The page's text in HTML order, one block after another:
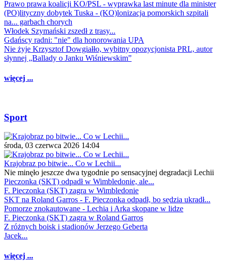
Prawo prawa koalicji KO/PSL - wyprawka last minute dla minister
(PO)lityczny dobytek Tuska - (KO)lonizacja pomorskich szpitali
na... garbach chorych
Włodek Szymański zszedł z trasy...
Gdańscy radni: "nie" dla honorowania UPA
Nie żyje Krzysztof Dowgiałło, wybitny opozycjonista PRL, autor
słynnej „Ballady o Janku Wiśniewskim”
więcej ...
Sport
środa, 03 czerwca 2026 14:04
Krajobraz po bitwie... Co w Lechii...
Nie minęło jeszcze dwa tygodnie po sensacyjnej degradacji Lechii
Pieczonka (SKT) odpadł w Wimbledonie, ale...
F. Pieczonka (SKT) zagra w Wimbledonie
SKT na Roland Garros - F. Pieczonka odpadł, bo sędzia ukradł...
Pomorze znokautowane - Lechia i Arka skopane w lidze
F. Pieczonka (SKT) zagra w Roland Garros
Z różnych boisk i stadionów Jerzego Geberta
Jacek...
więcej ...